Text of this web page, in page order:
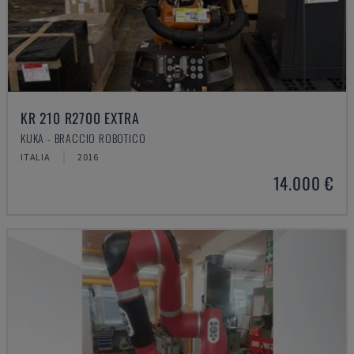
KR 210 R2700 EXTRA
KUKA - BRACCIO ROBOTICO
ITALIA 2016
14.000 €